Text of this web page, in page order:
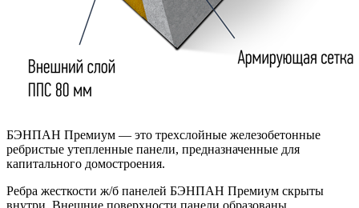
БЭНПАН Премиум — это трехслойные железобетонные
ребристые утепленные панели, предназначенные для
капитального домостроения.
Ребра жесткости ж/б панелей БЭНПАН Премиум скрыты
внутри. Внешние поверхности панели образованы